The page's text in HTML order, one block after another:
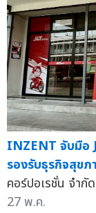
INZENT จับมือ
รองรับธุรกิจสุข
คอร์ปอเรชั่น จำ
27 พ.ค.